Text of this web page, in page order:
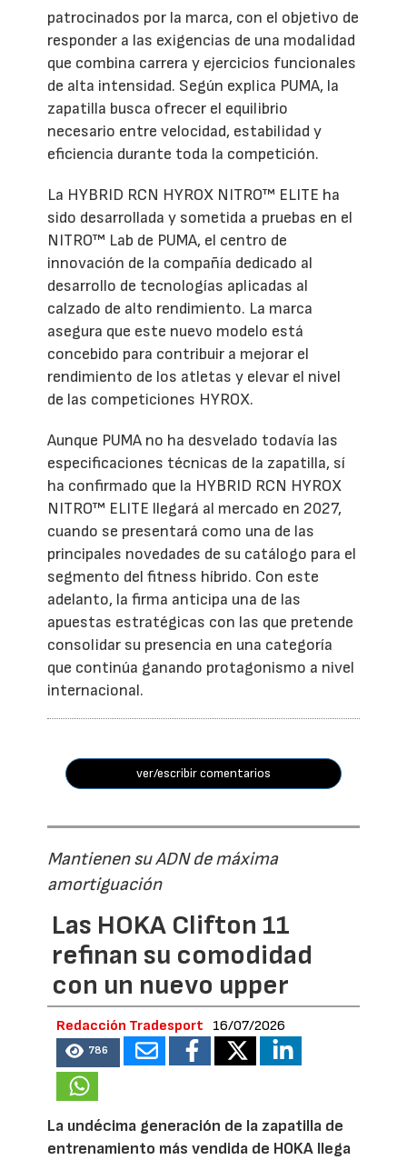
patrocinados por la marca, con el objetivo de
responder a las exigencias de una modalidad
que combina carrera y ejercicios funcionales
de alta intensidad. Según explica PUMA, la
zapatilla busca ofrecer el equilibrio
necesario entre velocidad, estabilidad y
eficiencia durante toda la competición.
La HYBRID RCN HYROX NITRO™ ELITE ha
sido desarrollada y sometida a pruebas en el
NITRO™ Lab de PUMA, el centro de
innovación de la compañía dedicado al
desarrollo de tecnologías aplicadas al
calzado de alto rendimiento. La marca
asegura que este nuevo modelo está
concebido para contribuir a mejorar el
rendimiento de los atletas y elevar el nivel
de las competiciones HYROX.
Aunque PUMA no ha desvelado todavía las
especificaciones técnicas de la zapatilla, sí
ha confirmado que la HYBRID RCN HYROX
NITRO™ ELITE llegará al mercado en 2027,
cuando se presentará como una de las
principales novedades de su catálogo para el
segmento del fitness híbrido. Con este
adelanto, la firma anticipa una de las
apuestas estratégicas con las que pretende
consolidar su presencia en una categoría
que continúa ganando protagonismo a nivel
internacional.
ver/escribir comentarios
Mantienen su ADN de máxima
amortiguación
Las HOKA Clifton 11
refinan su comodidad
con un nuevo upper
Redacción Tradesport 16/07/2026
786
La undécima generación de la zapatilla de
entrenamiento más vendida de HOKA llega